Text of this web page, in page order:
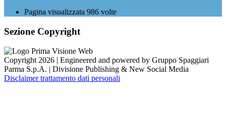
Pagina visualizzata 986 volte
Sezione Copyright
Copyright 2026 | Engineered and powered by Gruppo Spaggiari
Parma S.p.A. | Divisione Publishing & New Social Media
Disclaimer trattamento dati personali